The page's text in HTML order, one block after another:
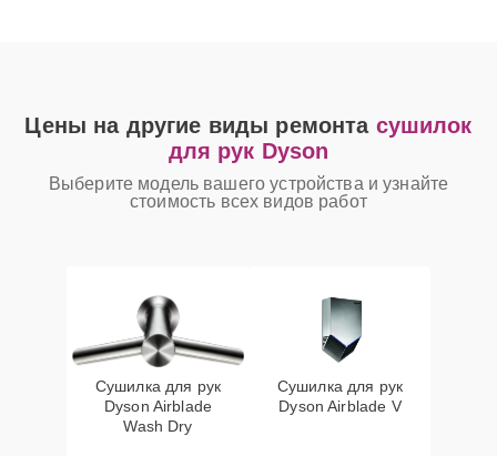
Цены на другие виды ремонта сушилок
для рук Dyson
Выберите модель вашего устройства и узнайте
стоимость всех видов работ
Сушилка для рук
Dyson Airblade
Wash Dry
Сушилка для рук
Dyson Airblade V